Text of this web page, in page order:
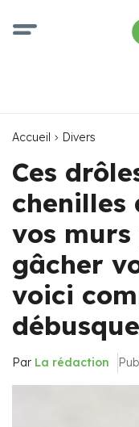
Accueil Divers
Ces
chenilles
vos
gâcher
voici
Par La rédaction